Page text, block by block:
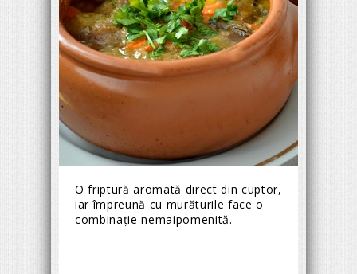
O friptură aromată direct din cuptor,
iar împreună cu murăturile face o
combinație nemaipomenită.